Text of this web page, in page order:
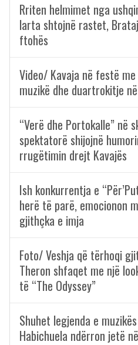
Rriten helmimet nga
larta shtojnë rastet,
ftohës
Video/ Kavaja në festë
muzikë dhe duartrokitje
“Verë dhe Portokalle” në
spektatorë shijojnë
rrugëtimin drejt Kavajës
Ish konkurrentja e
herë të parë, emocionon
gjithçka e imja
Foto/ Veshja që tërhoqi
Theron shfaqet me një
të “The Odyssey”
Shuhet legjenda e
Habichuela ndërron jetë